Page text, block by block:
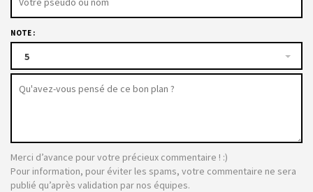
NOTE :
5
Merci d’avance pour votre précieux commentaire ! :)
Pour information, pour éviter les spams, votre commentaire ne sera
publié qu’après validation par nos équipes.